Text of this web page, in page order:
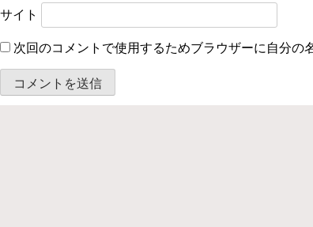
サイト
次回のコメントで使用するためブラウザーに自分の